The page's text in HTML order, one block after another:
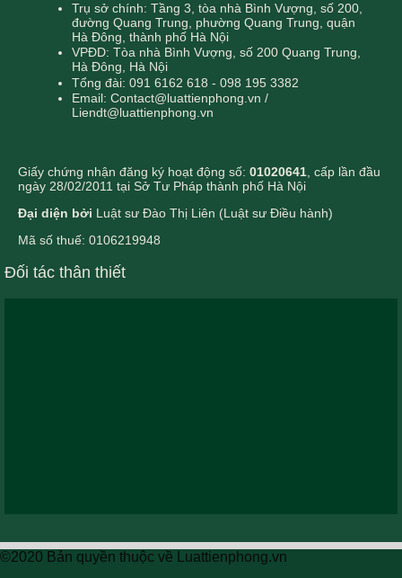
Trụ sở chính: Tầng 3, tòa nhà Bình Vượng, số 200,
đường Quang Trung, phường Quang Trung, quận
Hà Đông, thành phố Hà Nội
VPĐD: Tòa nhà Bình Vượng, số 200 Quang Trung,
Hà Đông, Hà Nội
Tổng đài: 091 6162 618 - 098 195 3382
Email: Contact@luattienphong.vn /
Liendt@luattienphong.vn
Giấy chứng nhận đăng ký hoạt động số: 01020641 , cấp lần đầu
ngày 28/02/2011 tại Sở Tư Pháp thành phố Hà Nội
Đại diện bởi Luật sư Đào Thị Liên (Luật sư Điều hành)
Mã số thuế: 0106219948
Đối tác thân thiết
©2020 Bản quyền thuộc về Luattienphong.vn